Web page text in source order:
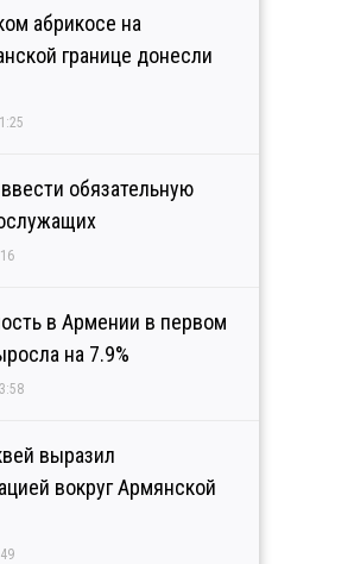
абрикосе на
границе донесли
обязательную
в Армении в первом
на 7.9%
выразил
вокруг Армянской